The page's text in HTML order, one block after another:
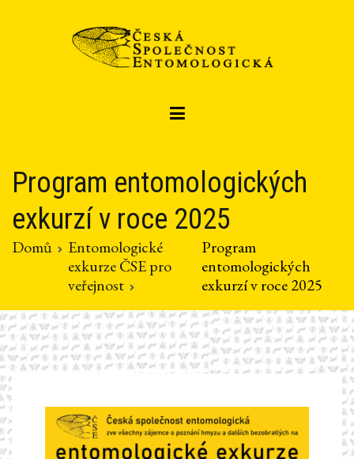
Program entomologických
exkurzí v roce 2025
Domů
Entomologické
exkurze ČSE pro
veřejnost
Program
entomologických
exkurzí v roce 2025